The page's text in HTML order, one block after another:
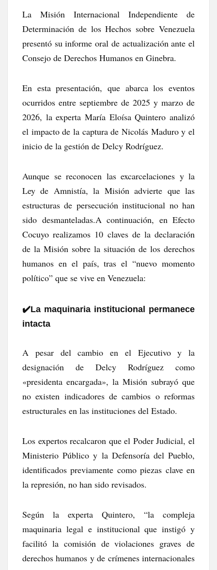
La Misión Internacional Independiente de
Determinación de los Hechos sobre Venezuela
presentó su informe oral de actualización ante el
Consejo de Derechos Humanos en Ginebra.
En esta presentación, que abarca los eventos
ocurridos entre septiembre de 2025 y marzo de
2026, la experta María Eloísa Quintero analizó
el impacto de la captura de Nicolás Maduro y el
inicio de la gestión de Delcy Rodríguez.
Aunque se reconocen las excarcelaciones y la
Ley de Amnistía, la Misión advierte que las
estructuras de persecución institucional no han
sido desmanteladas.A continuación, en Efecto
Cocuyo realizamos 10 claves de la declaración
de la Misión sobre la situación de los derechos
humanos en el país, tras el “nuevo momento
político” que se vive en Venezuela:
✔️​La maquinaria institucional permanece
intacta
A pesar del cambio en el Ejecutivo y la
designación de Delcy Rodríguez como
«presidenta encargada», la Misión subrayó que
no existen indicadores de cambios o reformas
estructurales en las instituciones del Estado.
Los expertos recalcaron que el Poder Judicial, el
Ministerio Público y la Defensoría del Pueblo,
identificados previamente como piezas clave en
la represión, no han sido revisados.
Según la experta Quintero, “la compleja
maquinaria legal e institucional que instigó y
facilitó la comisión de violaciones graves de
derechos humanos y de crímenes internacionales